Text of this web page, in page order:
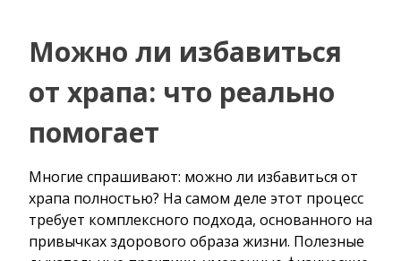
Можно ли избавиться
от храпа: что реально
помогает
Многие спрашивают: можно ли избавиться от
храпа полностью? На самом деле этот процесс
требует комплексного подхода, основанного на
привычках здорового образа жизни. Полезные